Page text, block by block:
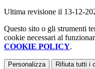
Ultima revisione il 13-12-
Questo sito o gli strumenti
cookie necessari al
COOKIE POLICY.
Personalizza Rifiuta tutti i